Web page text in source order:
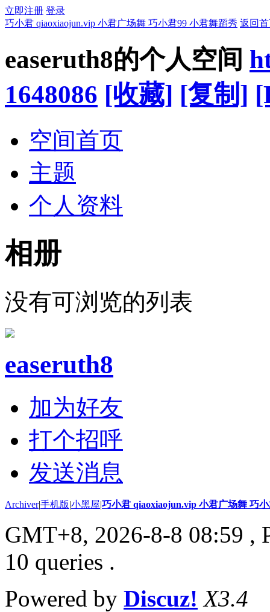
立即注册 登录
巧小君 qiaoxiaojun.vip 小君广场舞 巧小君99 小君舞蹈秀 返回
easeruth8的个人空间
1648086 [收藏] [复制]
空间首页
主题
个人资料
相册
没有可浏览的列表
easeruth8
加为好友
打个招呼
发送消息
Archiver|手机版|小黑屋|巧小君 qiaoxiaojun.vip 小君广场舞 巧
GMT+8, 2026-8-8 08:59 ,
10 queries .
Powered by Discuz! X3.4